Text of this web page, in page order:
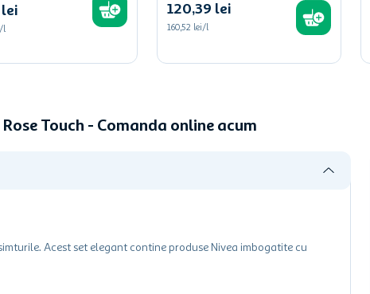
lei
l
120,39 lei
160,52 lei/l
Touch - Comanda online acum
Acest set elegant contine produse Nivea imbogatite cu